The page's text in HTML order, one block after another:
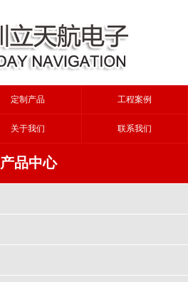
定制产品 工程案例
关于我们 联系我们
产品中心